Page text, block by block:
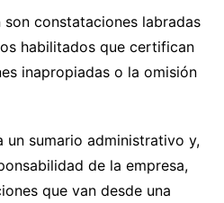
constataciones labradas
habilitados que certifican
inapropiadas o la omisión
un sumario administrativo y,
de la empresa,
que van desde una